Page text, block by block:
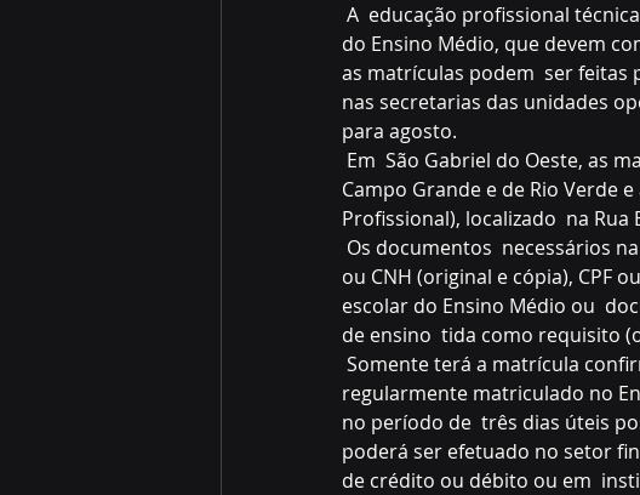
do Ensino Médio, que devem
as matrículas podem  ser feitas
nas secretarias das unidades
para agosto.
Campo Grande e de Rio Verde
Profissional), localizado  na Rua
ou CNH (original e cópia), CPF
escolar do Ensino Médio ou
de ensino  tida como requisito
regularmente matriculado no
no período de  três dias úteis
poderá ser efetuado no setor
de crédito ou débito ou em